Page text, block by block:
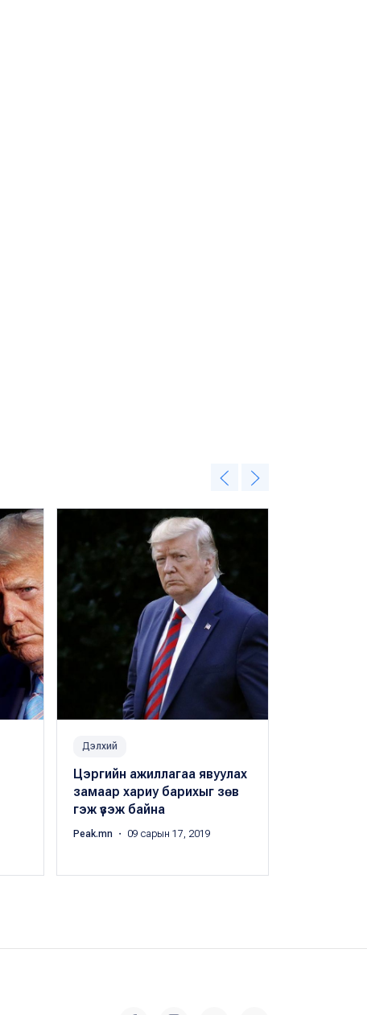
Дэлхий
Цэргийн ажиллагаа явуулах
замаар хариу барихыг зөв
гэж үзэж байна
Peak.mn ・ 09 сарын 17, 2019